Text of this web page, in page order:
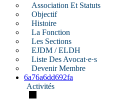
Association Et Statuts
Objectif
Histoire
La Fonction
Les Sections
EJDM / ELDH
Liste Des Avocat·e·s
Devenir Membre
6a76a6dd692fa
Activités